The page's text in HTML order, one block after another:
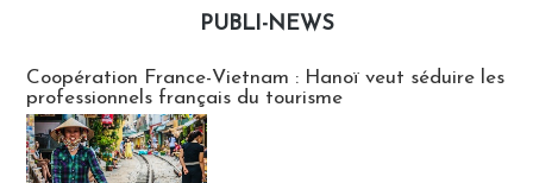
PUBLI-NEWS
Coopération France-Vietnam : Hanoï veut séduire les
professionnels français du tourisme